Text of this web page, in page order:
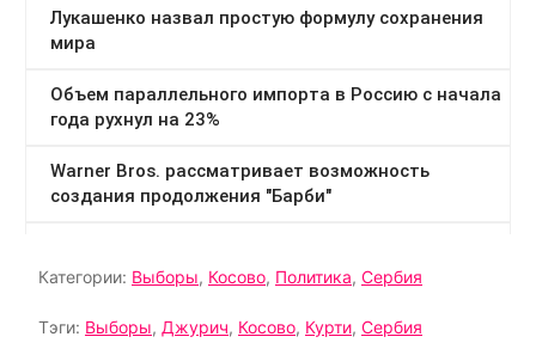
Категории: Выборы, Косово, Политика, Сербия
Тэги: Выборы, Джурич, Косово, Курти, Сербия